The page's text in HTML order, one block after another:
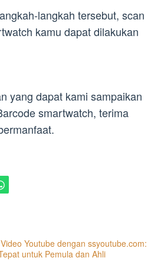
langkah tersebut, scan
kamu dapat dilakukan
yang dapat kami sampaikan
smartwatch, terima
Youtube dengan ssyoutube.com:
untuk Pemula dan Ahli